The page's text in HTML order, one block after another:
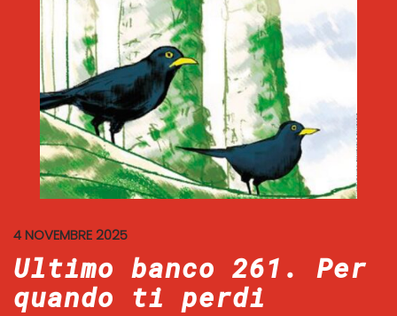
4 NOVEMBRE 2025
Ultimo banco 261. Per
quando ti perdi